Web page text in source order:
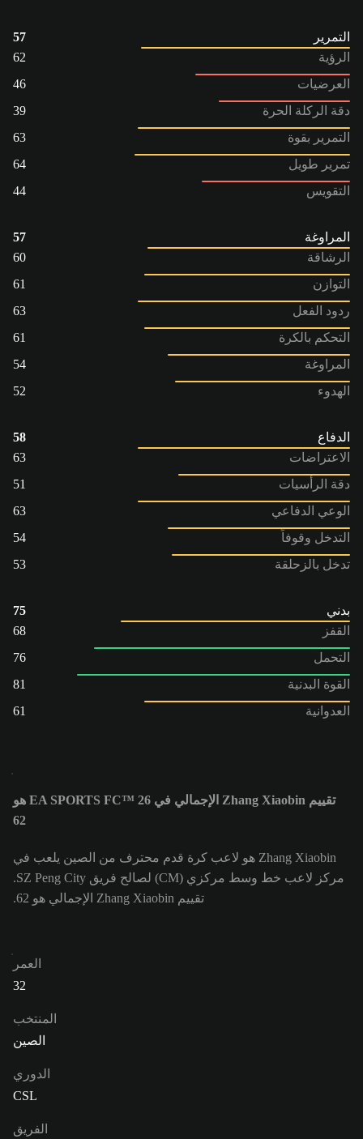
التمرير
57
الرؤية
62
العرضيات
46
دقة الركلة الحرة
39
التمرير بقوة
63
تمرير طويل
64
التقويس
44
المراوغة
57
الرشاقة
60
التوازن
61
ردود الفعل
63
التحكم بالكرة
61
المراوغة
54
الهدوء
52
الدفاع
58
الاعتراضات
63
دقة الرأسيات
51
الوعي الدفاعي
63
التدخل وقوفاً
54
تدخل بالزحلقة
53
بدني
75
القفز
68
التحمل
76
القوة البدنية
81
العدوانية
61
تقييم Zhang Xiaobin الإجمالي في EA SPORTS FC™ 26 هو
62
Zhang Xiaobin هو لاعب كرة قدم محترف من الصين يلعب في
مركز لاعب خط وسط مركزي (CM) لصالح فريق SZ Peng City.
تقييم Zhang Xiaobin الإجمالي هو 62.
العمر
32
المنتخب
الصين
الدوري
CSL
الفريق